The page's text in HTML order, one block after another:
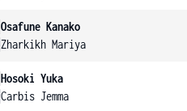
Osafune Kanako
Zharkikh Mariya
Hosoki Yuka
Carbis Jemma